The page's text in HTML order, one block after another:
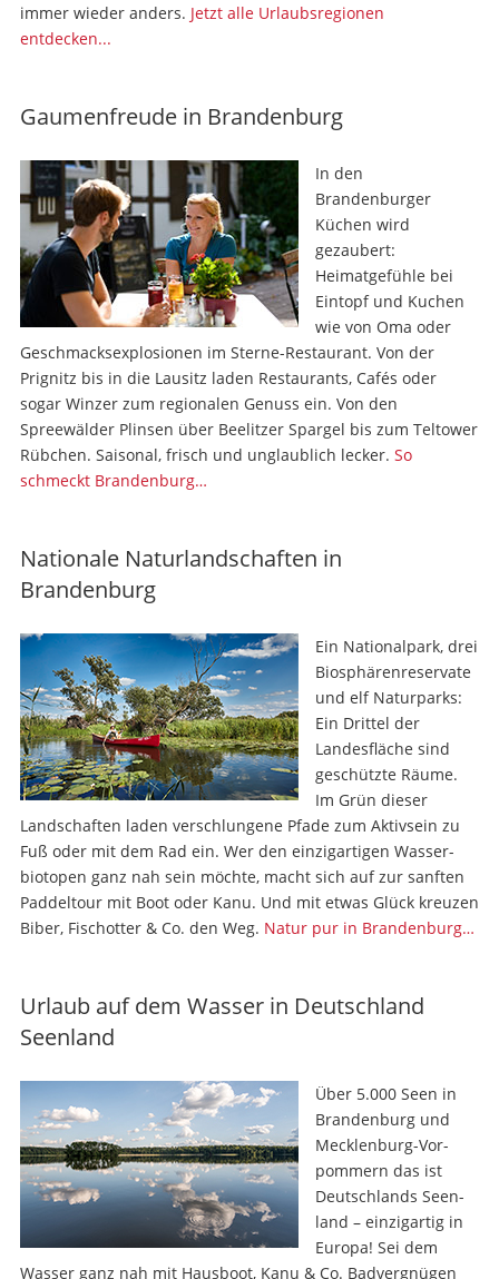
immer wieder anders. Jetzt alle Urlaubsregionen
entdecken...
Gaumenfreude in Brandenburg
In den
Brandenburger
Küchen wird
gezaubert:
Heimatgefühle bei
Eintopf und Kuchen
wie von Oma oder
Geschmacksexplosionen im Sterne-Restaurant. Von der
Prignitz bis in die Lausitz laden Restaurants, Cafés oder
sogar Winzer zum regionalen Genuss ein. Von den
Spreewälder Plinsen über Beelitzer Spargel bis zum Teltower
Rübchen. Saisonal, frisch und unglaublich lecker. So
schmeckt Brandenburg…
Nationale Naturlandschaften in
Brandenburg
Ein Nationalpark, drei
Biosphären­reservate
und elf Naturparks:
Ein Drittel der
Landes­fläche sind
geschützte Räume.
Im Grün dieser
Landschaften laden verschlungene Pfade zum Aktivsein zu
Fuß oder mit dem Rad ein. Wer den einzig­artigen Wasser­
biotopen ganz nah sein möchte, macht sich auf zur sanften
Paddeltour mit Boot oder Kanu. Und mit etwas Glück kreuzen
Biber, Fischotter & Co. den Weg. Natur pur in Brandenburg…
Urlaub auf dem Wasser in Deutschland
Seenland
Über 5.000 Seen in
Brandenburg und
Meck­len­burg-Vor­
pom­mern das ist
Deutschlands Seen­
land – einzigartig in
Europa! Sei dem
Wasser ganz nah mit Hausboot, Kanu & Co. Badvergnügen